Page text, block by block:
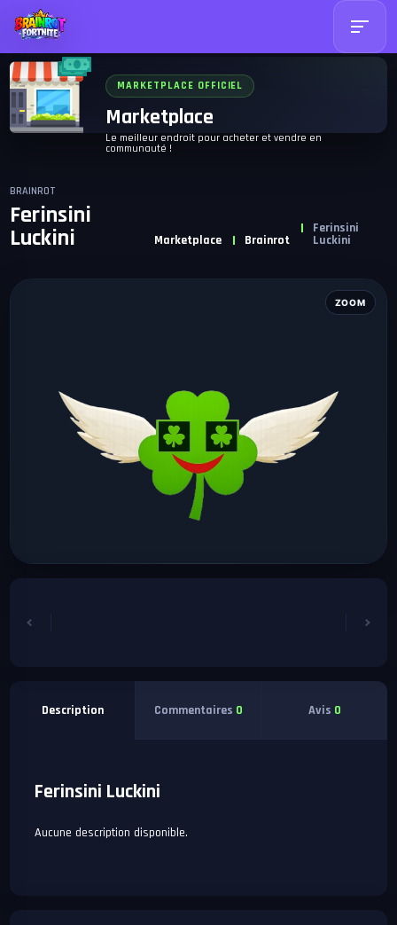
MARKETPLACE OFFICIEL
Marketplace
Le meilleur endroit pour acheter et vendre en
communauté !
BRAINROT
Ferinsini
Luckini Marketplace Brainrot
Ferinsini
Luckini
Description Commentaires 0 Avis 0
Ferinsini Luckini
Aucune description disponible.